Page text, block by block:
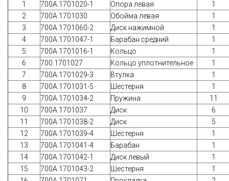
1 700А.1701020-1 Опора левая
1
2
700А.1701030 Обойма левая
1
3
700А.1701060-2 Диск нажимной
1
4
700А.1701047-1 Барабан средний
1
5
700А.1701016-1 Кольцо
1
6
700.1701027 Кольцо уплотнительное
1
7
700А.1701029-3 Втулка
1
8
700А.1701031-5 Шестерня
1
9
700А.1701034-2 Пружина
11
10
700А.1701037 Диск
6
11
700А.1701038-2 Диск
5
12
700А.1701039-4 Шестерня
1
13
700А.1701041-4 Барабан
1
14
700А.1701042-1 Диск левый
1
15
700А.1701043-2 Шестерня
1